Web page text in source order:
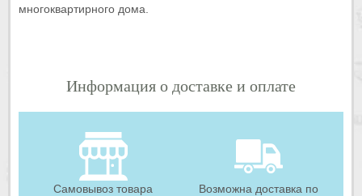
многоквартирного дома.
Информация о доставке и оплате
Самовывоз товара
Возможна доставка по